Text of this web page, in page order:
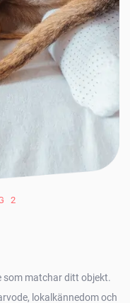
2
matchar ditt objekt.
lokalkännedom och